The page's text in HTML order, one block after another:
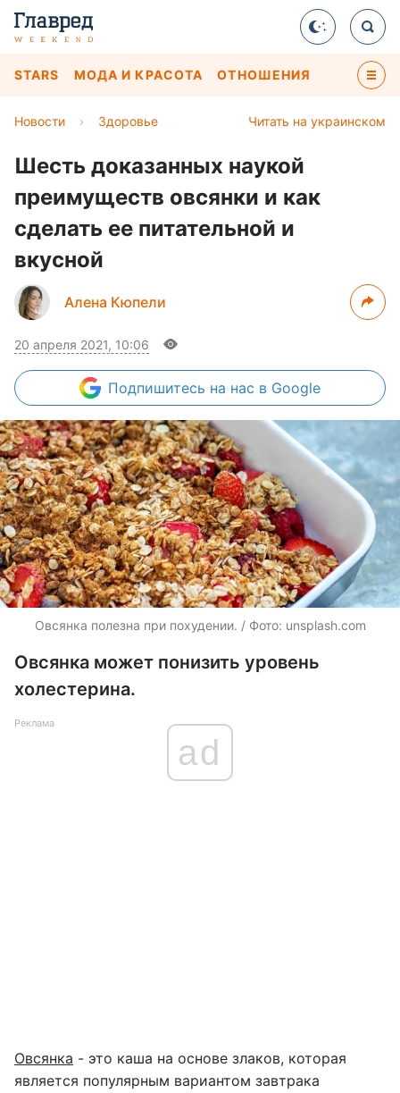
STARS МОДА И КРАСОТА ОТНОШЕНИЯ
Читать на украинском
Новости › Здоровье
Шесть доказанных наукой
преимуществ овсянки и как
сделать ее питательной и
вкусной
Алена Кюпели
20 апреля 2021, 10:06
Подпишитесь на нас в Google
Овсянка полезна при похудении. / Фото: unsplash.com
Овсянка может понизить уровень
холестерина.
Реклама
ad
Овсянка - это каша на основе злаков, которая
является популярным вариантом завтрака